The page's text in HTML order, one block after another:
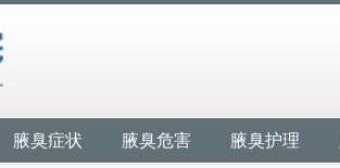
腋臭症状 腋臭危害 腋臭护理